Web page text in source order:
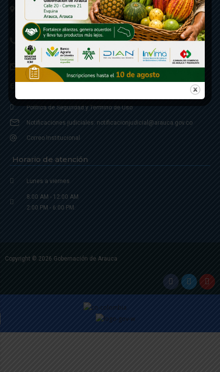
Calle 20 - Carrera 21 Esquina
Código postal 810001
Linea de Servicio a la Ciudadania: 57- 6078851946
Linea Anticorrupción: 607885 3374
correspondencia: archivogeneral@arauca.gov.co
Enlaces
Política de Seguridad y Termino de Uso
Notificaciones judiciales: notificacionjudicial@arauca.gov.co
Correo Institucional
Horario de atención
Lunes a viernes
8:00 AM - 12:00 AM
2:00 PM - 6:00 PM.
Copyright © 2026 Gobernación de Arauca